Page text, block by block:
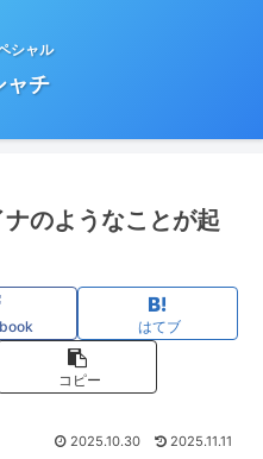
シャル
ャチ
のようなことが起
はてブ
コピー
2025.10.30 2025.11.11